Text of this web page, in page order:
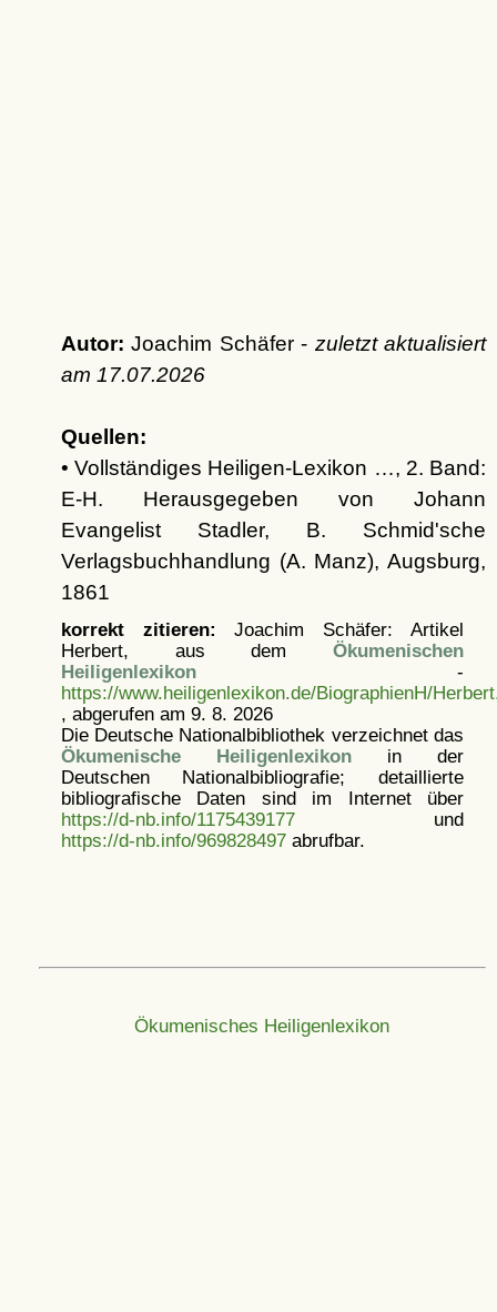
Autor: Joachim Schäfer - zuletzt aktualisiert
am 17.07.2026
Quellen:
• Vollständiges Heiligen-Lexikon …, 2. Band:
E-H. Herausgegeben von Johann
Evangelist Stadler, B. Schmid'sche
Verlagsbuchhandlung (A. Manz), Augsburg,
1861
korrekt zitieren: Joachim Schäfer: Artikel
Herbert, aus dem Ökumenischen
Heiligenlexikon-
https://www.heiligenlexikon.de/BiographienH/
, abgerufen am 9. 8. 2026
Die Deutsche Nationalbibliothek verzeichnet das
Ökumenische Heiligenlexikonin der
Deutschen Nationalbibliografie; detaillierte
bibliografische Daten sind im Internet über
https://d-nb.info/1175439177und
https://d-nb.info/969828497abrufbar.
Ökumenisches Heiligenlexikon